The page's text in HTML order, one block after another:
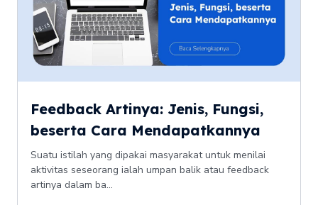
Feedback Artinya: Jenis, Fungsi,
beserta Cara Mendapatkannya
Suatu istilah yang dipakai masyarakat untuk menilai
aktivitas seseorang ialah umpan balik atau feedback
artinya dalam ba...